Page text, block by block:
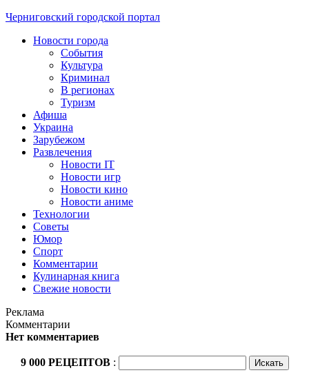
Черниговский городской портал
Новости города
События
Культура
Криминал
В регионах
Туризм
Афиша
Украина
Зарубежом
Развлечения
Новости IT
Новости игр
Новости кино
Новости аниме
Технологии
Советы
Юмор
Спорт
Комментарии
Кулинарная книга
Свежие новости
Реклама
Комментарии
Нет комментариев
9 000 РЕЦЕПТОВ :